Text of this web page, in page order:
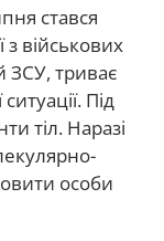
стався
з військових
ЗСУ, триває
Під
тіл. Наразі
особи